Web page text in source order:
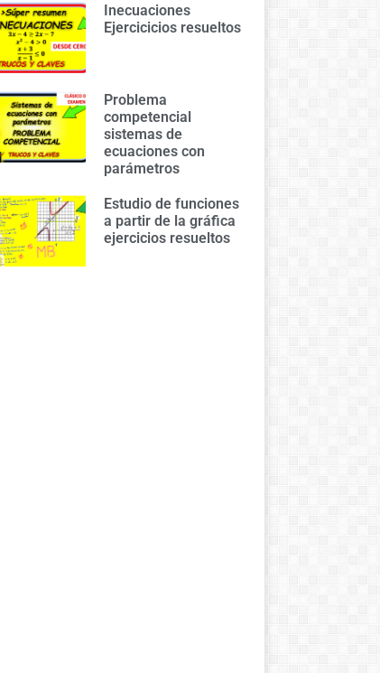
Inecuaciones
Ejercicicios resueltos
Problema
competencial
sistemas de
ecuaciones con
parámetros
Estudio de funciones
a partir de la gráfica
ejercicios resueltos